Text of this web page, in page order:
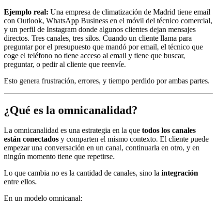
Ejemplo real: Una empresa de climatización de Madrid tiene email
con Outlook, WhatsApp Business en el móvil del técnico comercial,
y un perfil de Instagram donde algunos clientes dejan mensajes
directos. Tres canales, tres silos. Cuando un cliente llama para
preguntar por el presupuesto que mandó por email, el técnico que
coge el teléfono no tiene acceso al email y tiene que buscar,
preguntar, o pedir al cliente que reenvíe.
Esto genera frustración, errores, y tiempo perdido por ambas partes.
¿Qué es la omnicanalidad?
La omnicanalidad es una estrategia en la que todos los canales
están conectados y comparten el mismo contexto. El cliente puede
empezar una conversación en un canal, continuarla en otro, y en
ningún momento tiene que repetirse.
Lo que cambia no es la cantidad de canales, sino la integración
entre ellos.
En un modelo omnicanal: